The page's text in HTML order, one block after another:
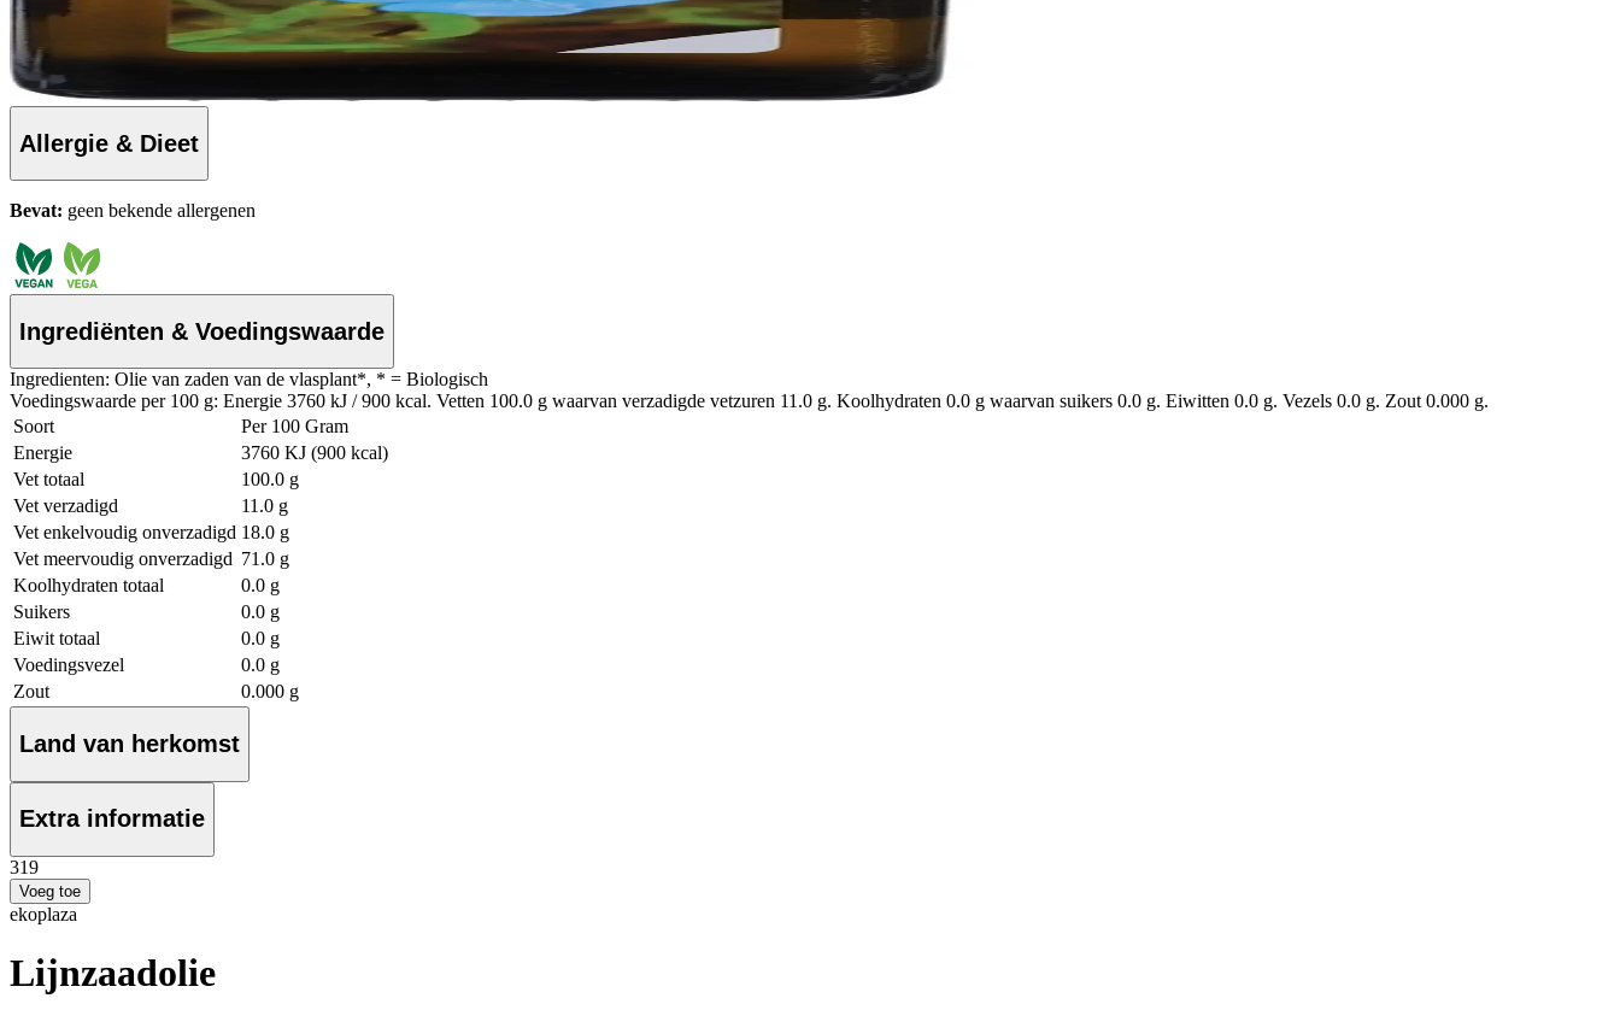
Allergie & Dieet
Bevat: geen bekende allergenen
Ingrediënten & Voedingswaarde
Ingredienten: Olie van zaden van de vlasplant*, * = Biologisch
Voedingswaarde per 100 g: Energie 3760 kJ / 900 kcal. Vetten 100.0 g waarvan verzadigde vetzuren 11.0 g. Koolhydraten 0.0 g waarvan suikers 0.0 g. Eiwitten 0.0 g. Vezels 0.0 g. Zout 0.000 g.
Soort
Per 100 Gram
Energie
3760 KJ (900 kcal)
Vet totaal
100.0 g
Vet verzadigd
11.0 g
Vet enkelvoudig onverzadigd 18.0 g
Vet meervoudig onverzadigd 71.0 g
Koolhydraten totaal
0.0 g
Suikers
0.0 g
Eiwit totaal
0.0 g
Voedingsvezel
0.0 g
Zout
0.000 g
Land van herkomst
Extra informatie
319
Voeg toe
ekoplaza
Lijnzaadolie